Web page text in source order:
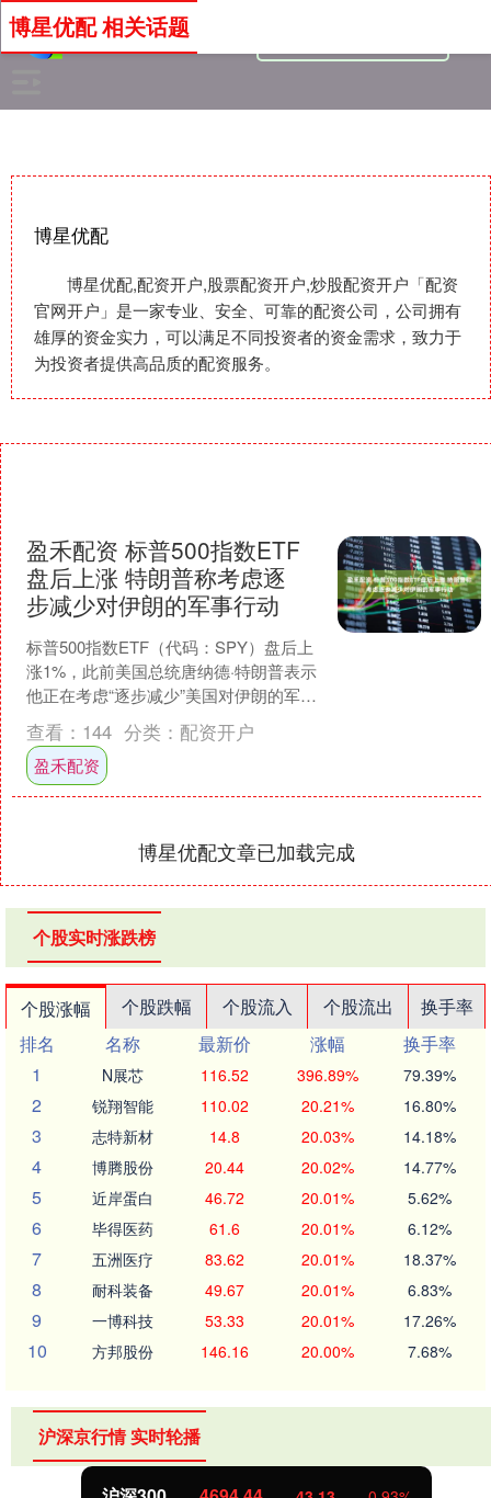
博星优配
博星优配,配资开户,股票配资开户,炒股配资开户「配资
官网开户」是一家专业、安全、可靠的配资公司，公司拥有
雄厚的资金实力，可以满足不同投资者的资金需求，致力于
为投资者提供高品质的配资服务。
博星优配 相关话题
盈禾配资 标普500指数ETF
盘后上涨 特朗普称考虑逐
步减少对伊朗的军事行动
标普500指数ETF（代码：SPY）盘后上
涨1%，此前美国总统唐纳德·特朗普表示
他正在考虑“逐步减少”美国对伊朗的军事
行动。 “随着我们正非常接近达成目标，
我们....
查看： 144 分类： 配资开户
盈禾配资
博星优配文章已加载完成
个股实时涨跌榜
个股涨幅 个股跌幅 个股流入 个股流出
换手率
排名
名称 最新价 涨幅
换手率
1
N展芯 116.52 396.89% 79.39%
2 锐翔智能 110.02 20.21% 16.80%
3 志特新材 14.8 20.03% 14.18%
4 博腾股份 20.44 20.02% 14.77%
5 近岸蛋白 46.72 20.01% 5.62%
6 毕得医药 61.6 20.01% 6.12%
7 五洲医疗 83.62 20.01% 18.37%
8 耐科装备 49.67 20.01% 6.83%
9 一博科技 53.33 20.01% 17.26%
10 方邦股份 146.16 20.00% 7.68%
沪深京行情 实时轮播